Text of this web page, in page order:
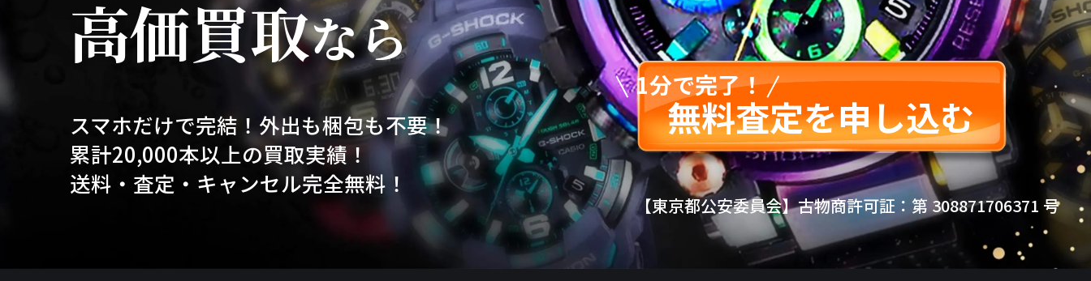
高価買取なら
スマホだけで完結！外出も梱包も不要！
累計20,000本以上の買取実績！
送料・査定・キャンセル完全無料！
1分で完了！
無料査定を申し込む
【東京都公安委員会】古物商許可証：第 308871706371 号